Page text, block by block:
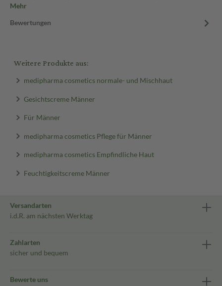
Mehr
Bewertungen
Weitere Produkte aus:
medipharma cosmetics normale- und Mischhaut
Gesichtscreme Männer
Für Männer
medipharma cosmetics Pflege für Männer
medipharma cosmetics Empfindliche Haut
Feuchtigkeitscreme Männer
Versandarten
i.d.R. am nächsten Werktag
Zahlarten
sicher und bequem
Bewerte uns